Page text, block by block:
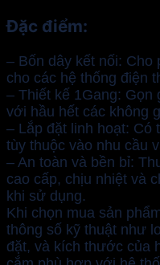
Đặc điểm:
– Bốn dây kết nối: Cho
cho các hệ thống điện
– Thiết kế 1Gang: Gọn
với hầu hết các không
– Lắp đặt linh hoạt: Có
tùy thuộc vào nhu cầu
– An toàn và bền bỉ:
cao cấp, chịu nhiệt và
khi sử dụng.
Khi chọn mua sản
thông số kỹ thuật như
đặt, và kích thước của